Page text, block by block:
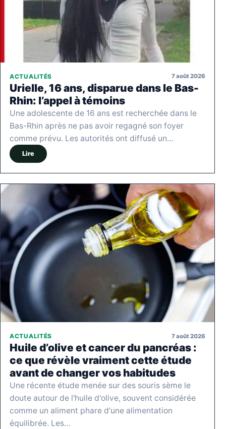
ACTUALITÉS 7 août 2026
Urielle, 16 ans, disparue dans le Bas-
Rhin: l’appel à témoins
Une adolescente de 16 ans est recherchée dans le
Bas-Rhin après ne pas avoir regagné son foyer
comme prévu. Les autorités ont diffusé un…
Lire
ACTUALITÉS 7 août 2026
Huile d’olive et cancer du pancréas :
ce que révèle vraiment cette étude
avant de changer vos habitudes
Une récente étude menée sur des souris sème le
doute autour de l'huile d'olive, souvent considérée
comme un aliment phare d'une alimentation
équilibrée. Les…